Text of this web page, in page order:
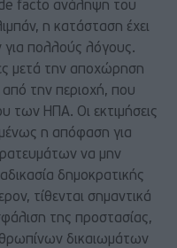
de facto ανάληψη του
η κατάσταση έχει
για πολλούς λόγους.
μετά την αποχώρηση
την περιοχή, που
των ΗΠΑ. Οι εκτιμήσεις
η απόφαση για
να μην
δημοκρατικής
τίθενται σημαντικά
της προστασίας,
δικαιωμάτων